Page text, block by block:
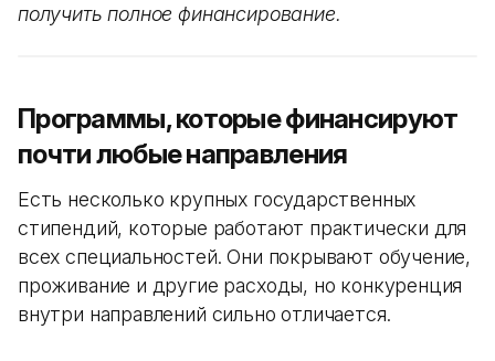
получить полное финансирование.
Программы, которые финансируют
почти любые направления
Есть несколько крупных государственных
стипендий, которые работают практически для
всех специальностей. Они покрывают обучение,
проживание и другие расходы, но конкуренция
внутри направлений сильно отличается.